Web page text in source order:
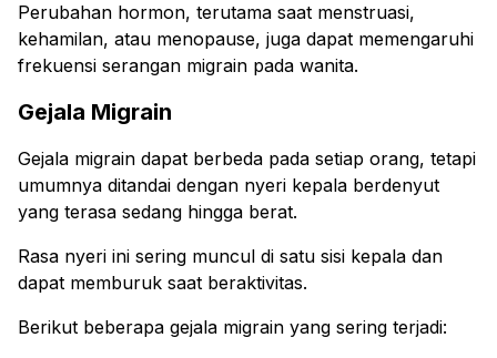
Perubahan hormon, terutama saat menstruasi,
kehamilan, atau menopause, juga dapat memengaruhi
frekuensi serangan migrain pada wanita.
Gejala Migrain
Gejala migrain dapat berbeda pada setiap orang, tetapi
umumnya ditandai dengan nyeri kepala berdenyut
yang terasa sedang hingga berat.
Rasa nyeri ini sering muncul di satu sisi kepala dan
dapat memburuk saat beraktivitas.
Berikut beberapa gejala migrain yang sering terjadi: